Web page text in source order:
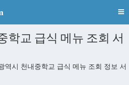
학교 급식 메뉴 조회 서
역시 천내중학교 급식 메뉴 조회 정보 서